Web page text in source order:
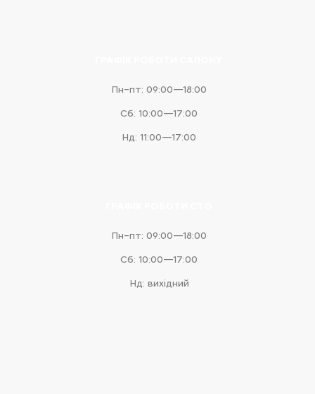
Пн–пт: 09:00—18:00
Сб: 10:00—17:00
Нд: 11:00—17:00
Пн–пт: 09:00—18:00
Сб: 10:00—17:00
Нд: вихідний